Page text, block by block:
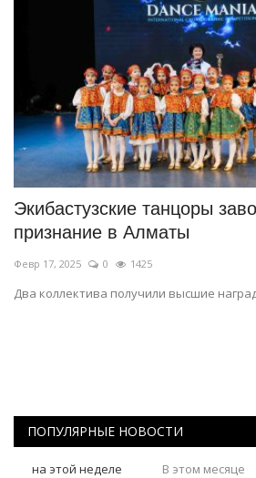
СПЕЦПРОЕКТЫ
СПОРТ
Чек-лист
РАЗВЛЕЧЕНИЯ
Қазақша Русский
Экибастузские танцоры
признание в Алматы
Февр 17, 2025 0 1425
Два коллектива получили высшие
ПОПУЛЯРНЫЕ НОВОСТИ
на этой неделе В этом месяце